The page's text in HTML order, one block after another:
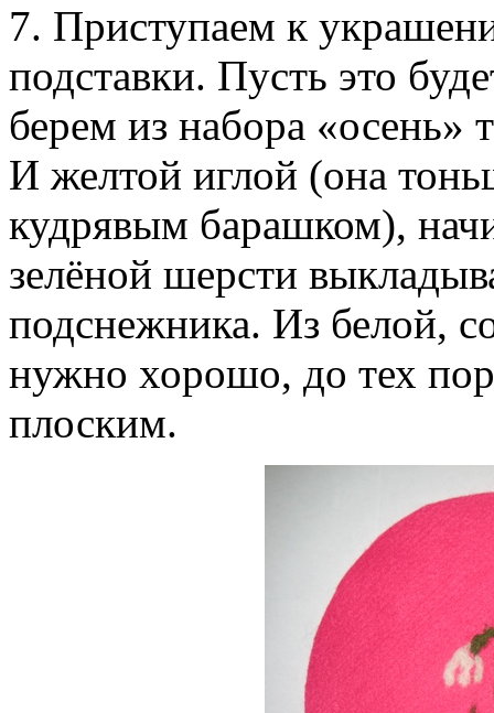
7. Приступаем к
подставки. Пусть это
берем из набора
И желтой иглой (она
кудрявым барашком),
зелёной шерсти
подснежника. Из белой,
нужно хорошо, до тех
плоским.